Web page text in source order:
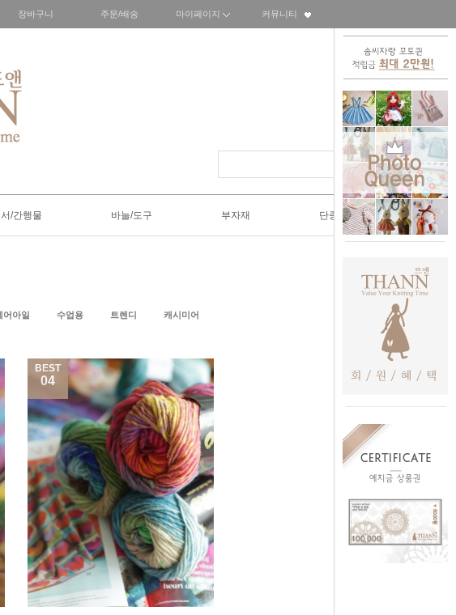
장바구니 주문/배송 마이페이지 커뮤니티
/간행물 바늘/도구 부자재 단종SALE50%
어아일 수업용 트렌디 캐시미어
BEST
04